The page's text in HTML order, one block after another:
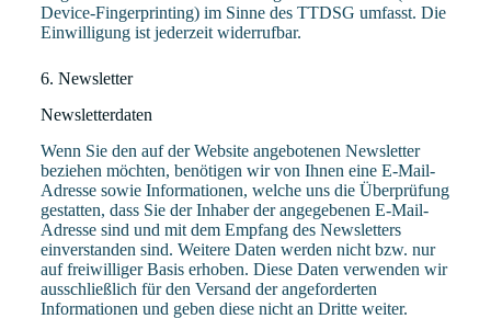
Device-Fingerprinting) im Sinne des TTDSG umfasst. Die
Einwilligung ist jederzeit widerrufbar.
6. Newsletter
Newsletter­daten
Wenn Sie den auf der Website angebotenen Newsletter
beziehen möchten, benötigen wir von Ihnen eine E-Mail-
Adresse sowie Informationen, welche uns die Überprüfung
gestatten, dass Sie der Inhaber der angegebenen E-Mail-
Adresse sind und mit dem Empfang des Newsletters
einverstanden sind. Weitere Daten werden nicht bzw. nur
auf freiwilliger Basis erhoben. Diese Daten verwenden wir
ausschließlich für den Versand der angeforderten
Informationen und geben diese nicht an Dritte weiter.